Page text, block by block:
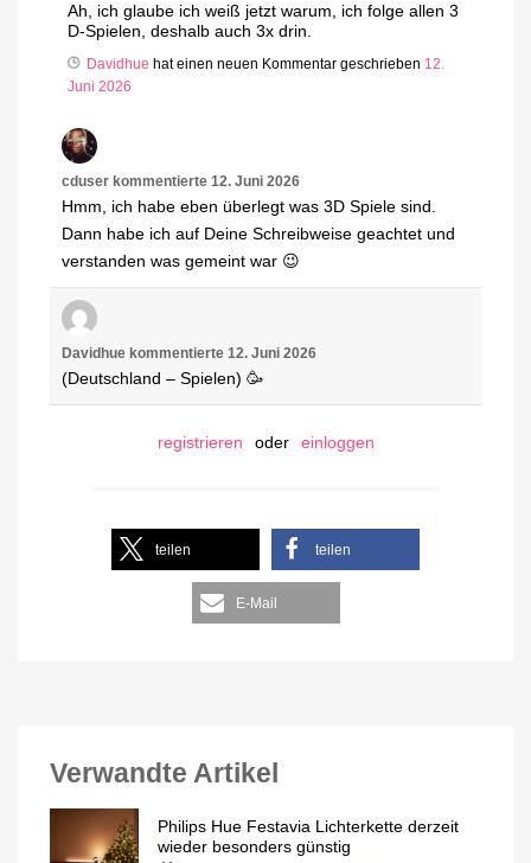
Ah, ich glaube ich weiß jetzt warum, ich folge allen 3
D-Spielen, deshalb auch 3x drin.
Davidhue hat einen neuen Kommentar geschrieben 12.
Juni 2026
cduser kommentierte 12. Juni 2026
Hmm, ich habe eben überlegt was 3D Spiele sind.
Dann habe ich auf Deine Schreibweise geachtet und
verstanden was gemeint war 😉
Davidhue kommentierte 12. Juni 2026
(Deutschland – Spielen) 🥳
registrieren oder einloggen
teilen teilen
E-Mail
Verwandte Artikel
Philips Hue Festavia Lichterkette derzeit
wieder besonders günstig